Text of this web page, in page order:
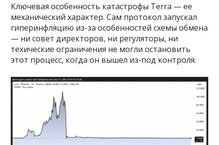
Ключевая особенность катастрофы Terra — ее
механический характер. Сам протокол запускал
гиперинфляцию из-за особенностей схемы обмена
— ни совет директоров, ни регуляторы, ни
техические ограничения не могли остановить
этот процесс, когда он вышел из-под контроля.